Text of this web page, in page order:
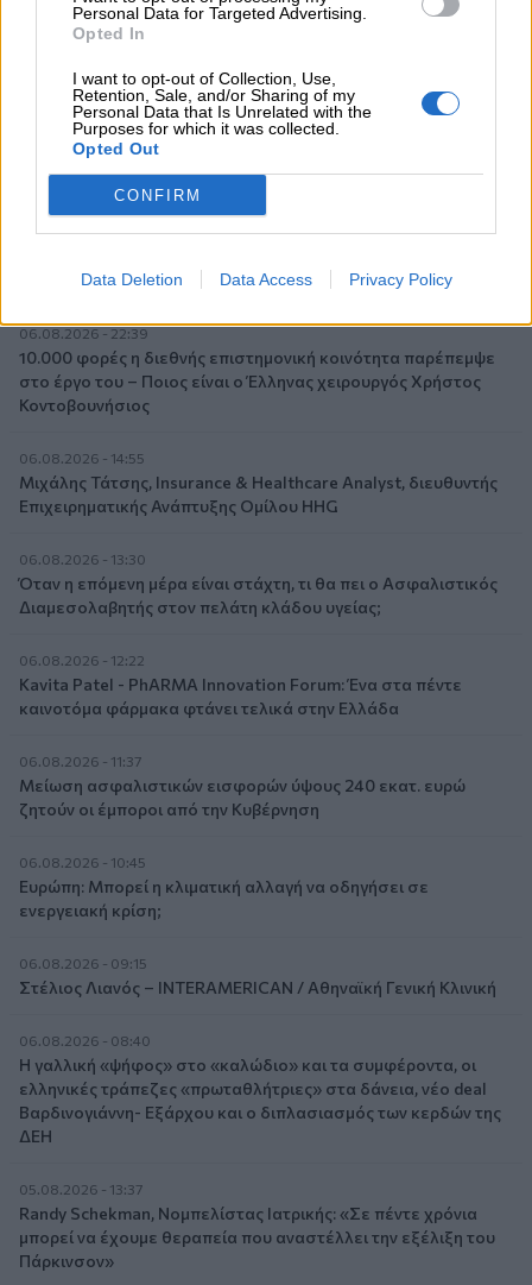
Personal Data for Targeted Advertising.
Opted In
I want to opt-out of Collection, Use,
Retention, Sale, and/or Sharing of my
Personal Data that Is Unrelated with the
Purposes for which it was collected.
Opted Out
CONFIRM
Data Deletion Data Access Privacy Policy
Ομαδικά Ασφαλιστικά προϊόντα Επαγγελματικής
Συνταξιοδότησης: Νέο πεδίο ανάπτυξης για ασφαλιστικές και
CrediaBank: Οικονομικά Αποτελέσματα A’ Εξαμήνου 2026 -
Υψηλοί ρυθμοί ανάπτυξης και νέα ρεκόρ επιδόσεων
Στόχος για νέα δάνεια 15 δισ. το 2026, η «ακτινογραφία» της
Metlen, μεγαλώνει ταχύτατα η CrediaBank
06.08.2026 - 22:39
10.000 φορές η διεθνής επιστημονική κοινότητα παρέπεμψε
στο έργο του – Ποιος είναι ο Έλληνας χειρουργός Χρήστος
Κοντοβουνήσιος
06.08.2026 - 14:55
Μιχάλης Τάτσης, Insurance & Healthcare Analyst, διευθυντής
Επιχειρηματικής Ανάπτυξης Ομίλου HHG
06.08.2026 - 13:30
Όταν η επόμενη μέρα είναι στάχτη, τι θα πει ο Ασφαλιστικός
Διαμεσολαβητής στον πελάτη κλάδου υγείας;
06.08.2026 - 12:22
Kavita Patel - PhARMA Innovation Forum: Ένα στα πέντε
καινοτόμα φάρμακα φτάνει τελικά στην Ελλάδα
06.08.2026 - 11:37
Μείωση ασφαλιστικών εισφορών ύψους 240 εκατ. ευρώ
ζητούν οι έμποροι από την Κυβέρνηση
06.08.2026 - 10:45
Ευρώπη: Μπορεί η κλιματική αλλαγή να οδηγήσει σε
ενεργειακή κρίση;
06.08.2026 - 09:15
Στέλιος Λιανός – INTERAMERICAN / Αθηναϊκή Γενική Κλινική
06.08.2026 - 08:40
Η γαλλική «ψήφος» στο «καλώδιο» και τα συμφέροντα, οι
ελληνικές τράπεζες «πρωταθλήτριες» στα δάνεια, νέο deal
Βαρδινογιάννη- Εξάρχου και ο διπλασιασμός των κερδών της
ΔΕΗ
05.08.2026 - 13:37
Randy Schekman, Νομπελίστας Ιατρικής: «Σε πέντε χρόνια
μπορεί να έχουμε θεραπεία που αναστέλλει την εξέλιξη του
Πάρκινσον»